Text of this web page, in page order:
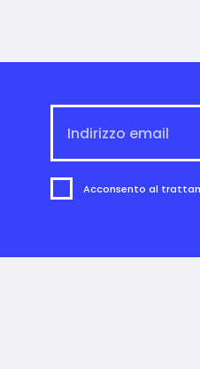
Acconsento al